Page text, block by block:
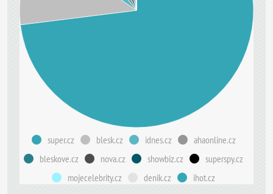
super.cz blesk.cz idnes.cz
ahaonline.cz
bleskove.cz
nova.cz showbiz.cz
superspy.cz
mojecelebrity.cz
denik.cz ihot.cz